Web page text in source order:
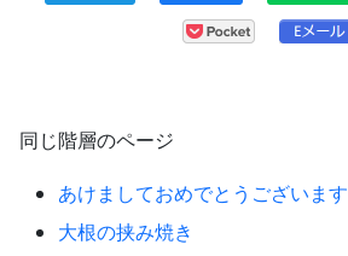
同じ階層のページ
あけましておめでとうございます
大根の挟み焼き